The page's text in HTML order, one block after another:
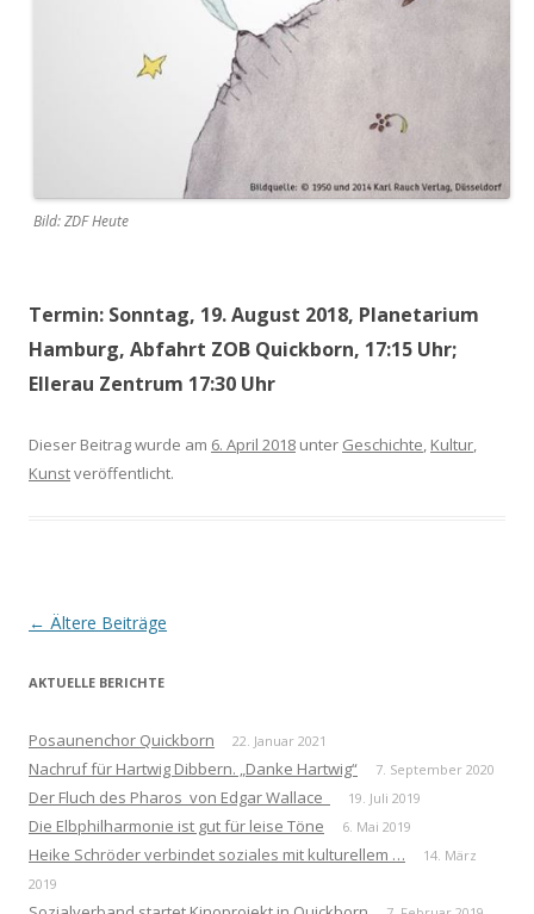
Bild: ZDF Heute
Termin: Sonntag, 19. August 2018, Planetarium
Hamburg, Abfahrt ZOB Quickborn, 17:15 Uhr;
Ellerau Zentrum 17:30 Uhr
Dieser Beitrag wurde am 6. April 2018 unter Geschichte, Kultur,
Kunstveröffentlicht.
Beitrags-
← Ältere Beiträge
AKTUELLE BERICHTE
Posaunenchor Quickborn 22. Januar 2021
Nachruf für Hartwig Dibbern. „Danke Hartwig“ 7. September 2020
Der Fluch des Pharos von Edgar Wallace 19. Juli 2019
Die Elbphilharmonie ist gut für leise Töne 6. Mai 2019
Heike Schröder verbindet soziales mit kulturellem …
14. März
2019